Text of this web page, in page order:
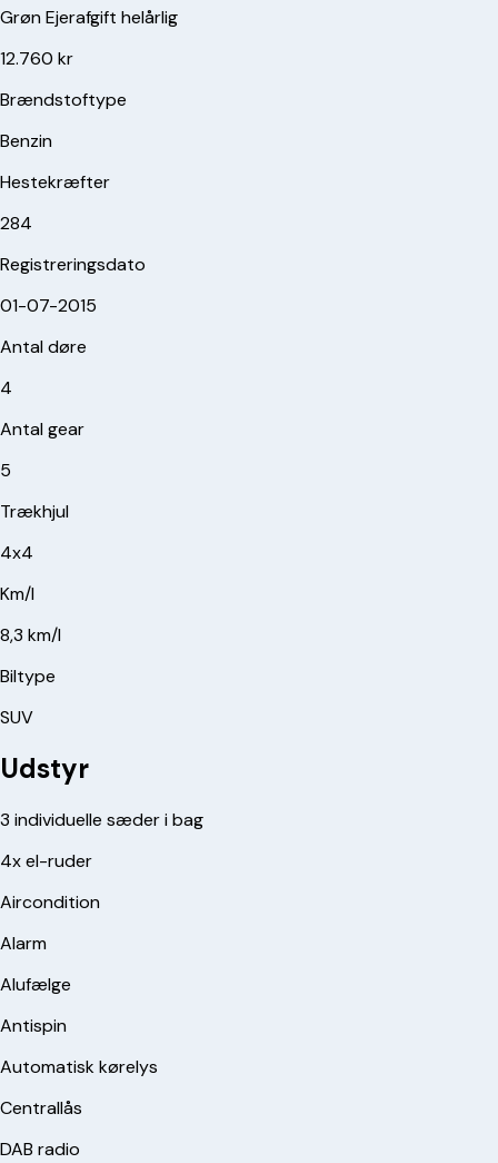
Grøn Ejerafgift helårlig
12.760 kr
Brændstoftype
Benzin
Hestekræfter
284
Registreringsdato
01-07-2015
Antal døre
4
Antal gear
5
Trækhjul
4x4
Km/l
8,3 km/l
Biltype
SUV
Udstyr
3 individuelle sæder i bag
4x el-ruder
Aircondition
Alarm
Alufælge
Antispin
Automatisk kørelys
Centrallås
DAB radio